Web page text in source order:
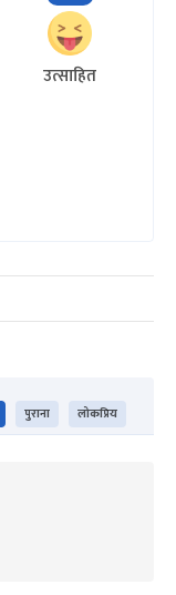
उत्साहित
पुराना लोकप्रिय